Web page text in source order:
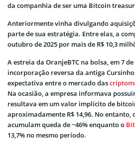
da companhia de ser uma Bitcoin
Anteriormente vinha divulgando
parte de sua estratégia. Entre elas, a
outubro de 2025 por mais de R$ 10,3
A estreia da OranjeBTC na bolsa, em 7
incorporação reversa da antiga
expectativa entre o mercado das
Na ocasião, a empresa informava
resultava em um valor implícito de
aproximadamente R$ 14,96. No entanto,
acumulam queda de ~46% enquanto o
13,7% no mesmo período.